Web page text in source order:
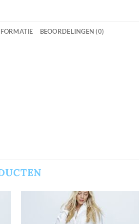
BEOORDELINGEN (0)